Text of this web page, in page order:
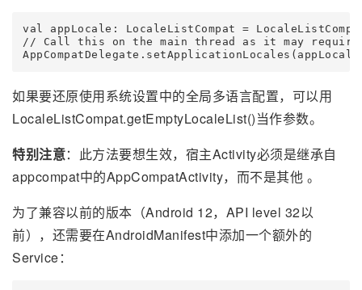
val appLocale: LocaleListCompat =
// Call this on the main thread as it may
如果要还原使用系统设置中的全局多语言配置，可以用
LocaleListCompat.getEmptyLocaleList()当作参数。
特别注意：此方法要想生效，宿主Activity必须是继承自
appcompat中的AppCompatActivity，而不是其他 。
为了兼容以前的版本（Android 12，API level 32以
前），还需要在AndroidManifest中添加一个额外的
Service：